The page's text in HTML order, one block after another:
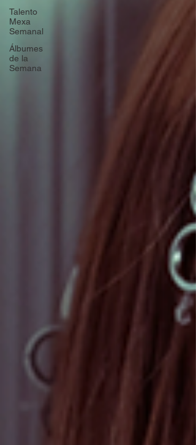
Talento
Mexa
Semanal
Álbumes
de la
Semana